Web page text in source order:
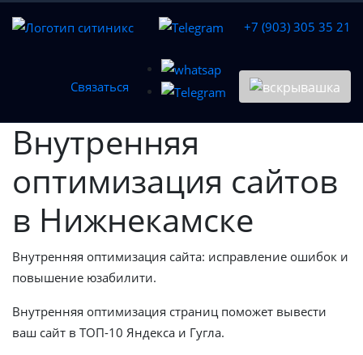
+7 (903) 305 35 21
Связаться
Внутренняя
оптимизация сайтов
в Нижнекамске
Внутренняя оптимизация сайта: исправление ошибок и
повышение юзабилити.
Внутренняя оптимизация страниц поможет вывести
ваш сайт в ТОП-10 Яндекса и Гугла.